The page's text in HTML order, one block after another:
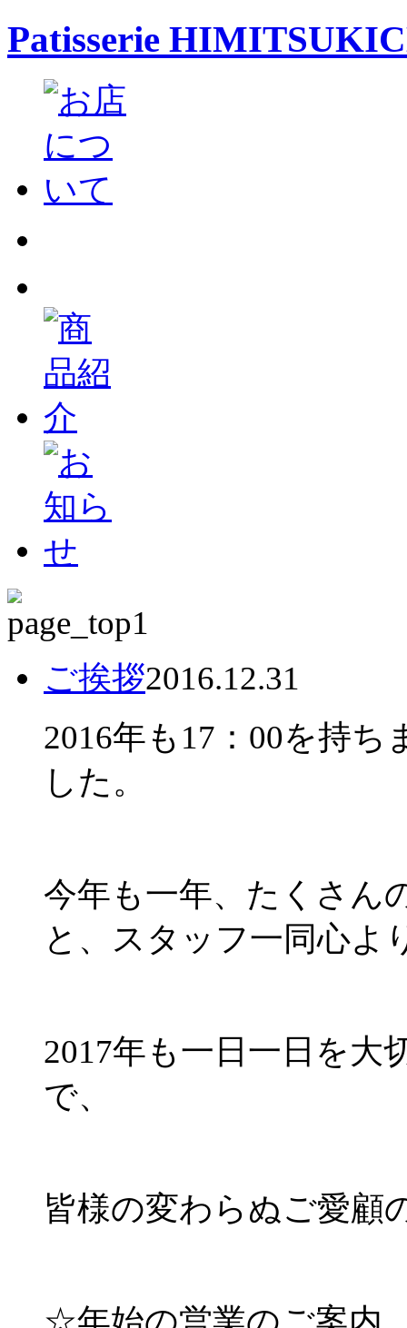
Patisserie
ご挨拶2016.12.31
2016年も17：00を持
した。
今年も一年、たくさん
と、スタッフ一同心よ
2017年も一日一日を大
で、
皆様の変わらぬご愛顧